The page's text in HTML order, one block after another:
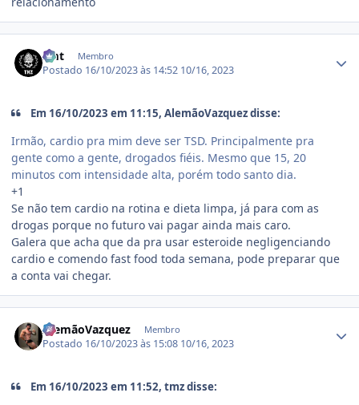
zmt Membro
Postado 16/10/2023 às 14:52 10/16, 2023
Em 16/10/2023 em 11:15, AlemãoVazquez disse:
Irmão, cardio pra mim deve ser TSD. Principalmente pra
gente como a gente, drogados fiéis. Mesmo que 15, 20
minutos com intensidade alta, porém todo santo dia.
+1
Se não tem cardio na rotina e dieta limpa, já para com as
drogas porque no futuro vai pagar ainda mais caro.
Galera que acha que da pra usar esteroide negligenciando
cardio e comendo fast food toda semana, pode preparar que
a conta vai chegar.
AlemãoVazquez Membro
Postado 16/10/2023 às 15:08 10/16, 2023
Em 16/10/2023 em 11:52, tmz disse: